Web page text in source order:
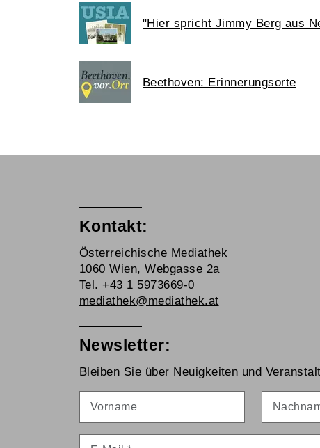
"Hier spricht Jimmy Berg aus
Beethoven: Erinnerungsorte
Kontakt:
Österreichische Mediathek
1060 Wien, Webgasse 2a
Tel. +43 1 5973669-0
mediathek@mediathek.at
Newsletter:
Bleiben Sie über Neuigkeiten und